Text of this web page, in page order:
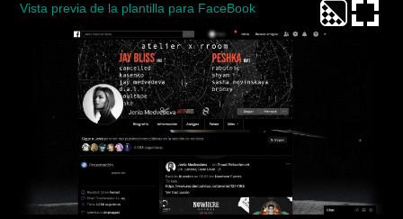
Vista previa de la plantilla para FaceBook